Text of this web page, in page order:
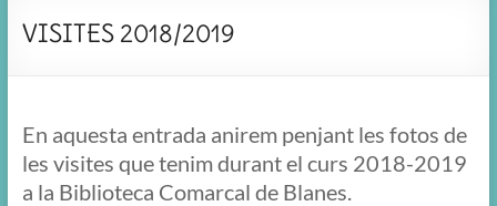
VISITES 2018/2019
En aquesta entrada anirem penjant les fotos de
les visites que tenim durant el curs 2018-2019
a la Biblioteca Comarcal de Blanes.